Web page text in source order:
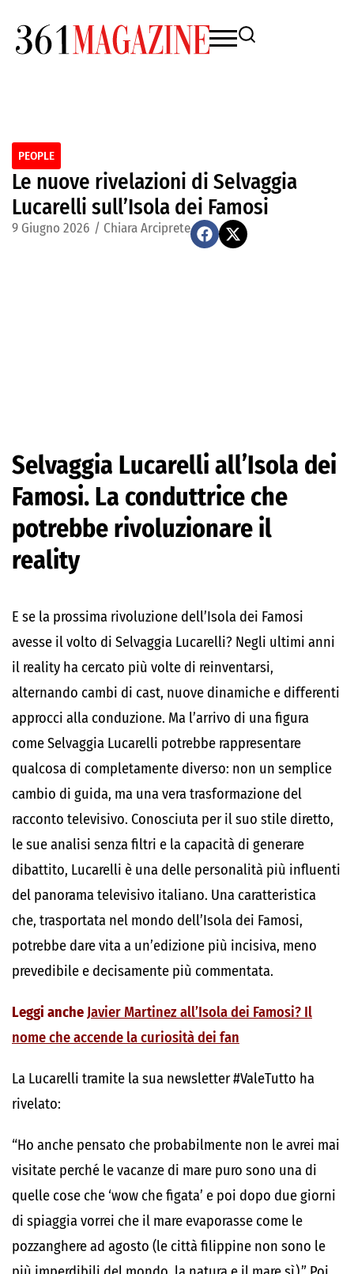
PEOPLE
Le nuove rivelazioni di Selvaggia
Lucarelli sull’Isola dei Famosi
9 Giugno 2026 / Chiara Arciprete
Selvaggia Lucarelli all’Isola dei
Famosi. La conduttrice che
potrebbe rivoluzionare il
reality
E se la prossima rivoluzione dell’Isola dei Famosi
avesse il volto di Selvaggia Lucarelli? Negli ultimi anni
il reality ha cercato più volte di reinventarsi,
alternando cambi di cast, nuove dinamiche e differenti
approcci alla conduzione. Ma l’arrivo di una figura
come Selvaggia Lucarelli potrebbe rappresentare
qualcosa di completamente diverso: non un semplice
cambio di guida, ma una vera trasformazione del
racconto televisivo. Conosciuta per il suo stile diretto,
le sue analisi senza filtri e la capacità di generare
dibattito, Lucarelli è una delle personalità più influenti
del panorama televisivo italiano. Una caratteristica
che, trasportata nel mondo dell’Isola dei Famosi,
potrebbe dare vita a un’edizione più incisiva, meno
prevedibile e decisamente più commentata.
Leggi anche Javier Martinez all’Isola dei Famosi? Il
nome che accende la curiosità dei fan
La Lucarelli tramite la sua newsletter #ValeTutto ha
rivelato:
“Ho anche pensato che probabilmente non le avrei mai
visitate perché le vacanze di mare puro sono una di
quelle cose che ‘wow che figata’ e poi dopo due giorni
di spiaggia vorrei che il mare evaporasse come le
pozzanghere ad agosto (le città filippine non sono le